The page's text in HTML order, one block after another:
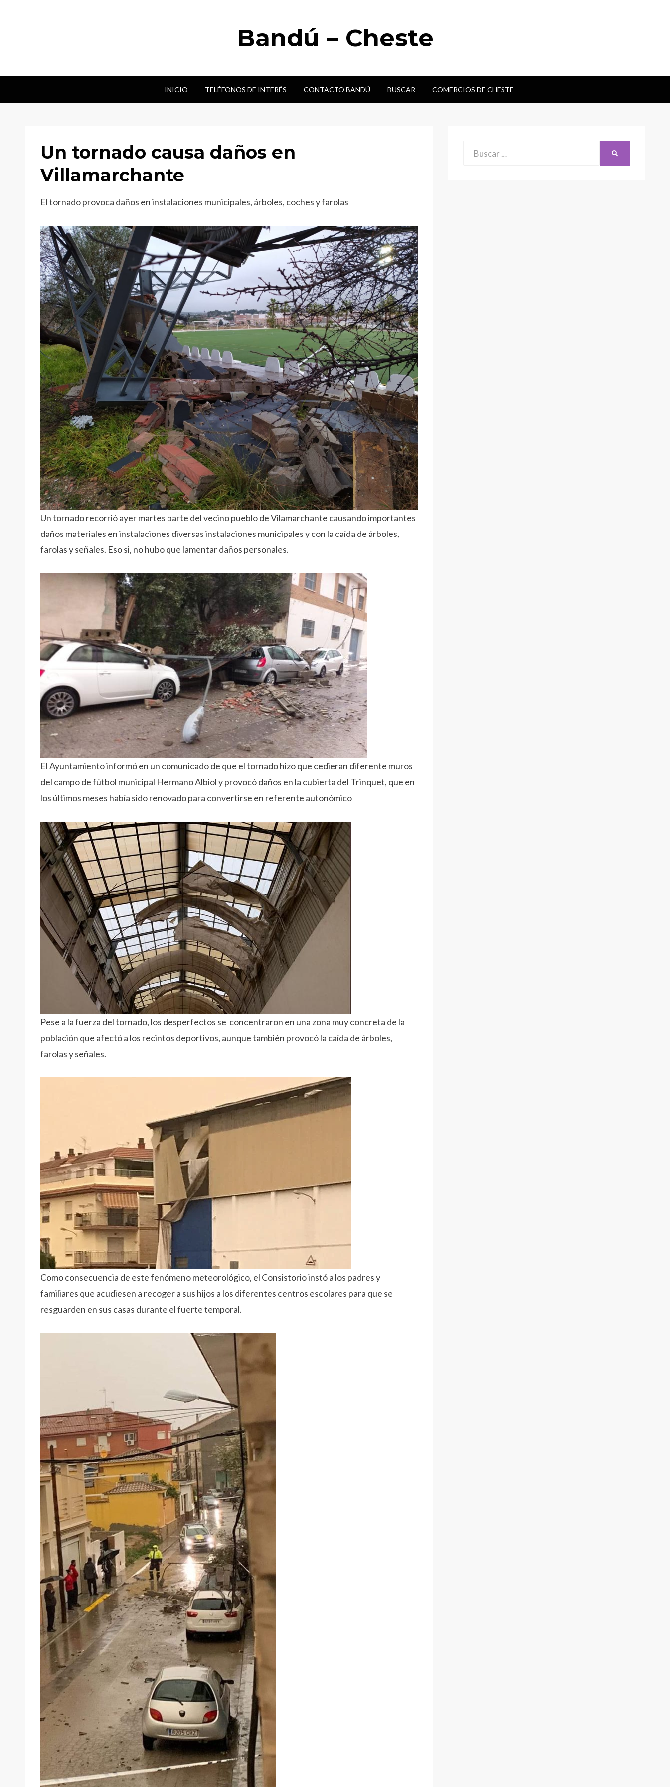
Bandú – Cheste
INICIO TELÉFONOS DE INTERÉS CONTACTO BANDÚ BUSCAR COMERCIOS DE CHESTE
Un tornado causa daños en
Villamarchante
El tornado provoca daños en instalaciones municipales, árboles, coches y farolas
Un tornado recorrió ayer martes parte del vecino pueblo de Vilamarchante causando importantes
daños materiales en instalaciones diversas instalaciones municipales y con la caída de árboles,
farolas y señales. Eso si, no hubo que lamentar daños personales.
El Ayuntamiento informó en un comunicado de que el tornado hizo que cedieran diferente muros
del campo de fútbol municipal Hermano Albiol y provocó daños en la cubierta del Trinquet, que en
los últimos meses había sido renovado para convertirse en referente autonómico
Pese a la fuerza del tornado, los desperfectos se concentraron en una zona muy concreta de la
población que afectó a los recintos deportivos, aunque también provocó la caída de árboles,
farolas y señales.
Como consecuencia de este fenómeno meteorológico, el Consistorio instó a los padres y
familiares que acudiesen a recoger a sus hijos a los diferentes centros escolares para que se
resguarden en sus casas durante el fuerte temporal.